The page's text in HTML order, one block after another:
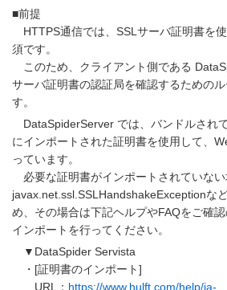
■前提
HTTPS通信では、SSLサーバ証明書を
須です。
このため、クライアント側である
サーバ証明書の認証局を確認するための
す。
DataSpiderServer では、バンドルされ
にインポートされた証明書を使用して、
っています。
必要な証明書がインポートされていない
javax.net.ssl.SSLHandshakeExceptionな
め、その場合は下記ヘルプやFAQをご確
インポートを行ってください。
▼DataSpider Servista
・[証明書のインポート]
URL： https://www.hulft.com/help/ja-